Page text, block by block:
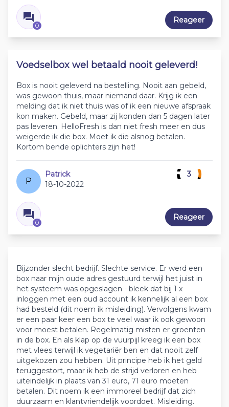
0
Reageer
Voedselbox wel betaald nooit geleverd!
Box is nooit geleverd na bestelling. Nooit aan gebeld,
was gewoon thuis, maar niemand daar. Krijg ik een
melding dat ik niet thuis was of ik een nieuwe afspraak
kon maken. Gebeld, maar zij konden dan 5 dagen later
pas leveren. HelloFresh is dan niet fresh meer en dus
weigerde ik die box. Moet ik die alsnog betalen.
Kortom bende oplichters zijn het!
P
Patrick
18-10-2022
0
3
Reageer
Bijzonder slecht bedrijf. Slechte service. Er werd een
box naar mijn oude adres gestuurd terwijl het juist in
het systeem was opgeslagen - bleek dat bij 1 x
inloggen met een oud account ik kennelijk al een box
had besteld (dit noem ik misleiding). Vervolgens kwam
er een paar keer een box te veel waar ik ook gewoon
voor moest betalen. Regelmatig misten er groenten
in de box. En als klap op de vuurpijl kreeg ik een box
met vlees terwijl ik vegetariër ben en dat nooit zelf
uitgekozen zou hebben. Uit principe heb ik het geld
teruggestort, maar ik heb de strijd verloren en heb
uiteindelijk in plaats van 31 euro, 71 euro moeten
betalen. Dit noem ik een immoreel bedrijf dat zich
duurzaam en klantvriendelijk voordoet. Misleiding.